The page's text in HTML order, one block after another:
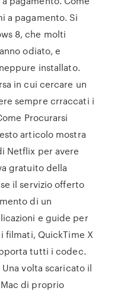
a pagamento. Si
8, che molti
odiato, e
installato.
in cui cercare un
sempre crraccati i
Procurarsi
articolo mostra
Netflix per avere
gratuito della
il servizio offerto
di un
e guide per
filmati, QuickTime X
tutti i codec.
volta scaricato il
di proprio